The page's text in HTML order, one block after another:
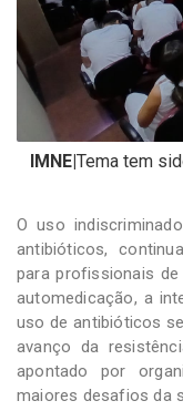
IMNE|Tema tem
O uso
antibióticos,
para profissionais
automedicação, a
uso de antibióticos
avanço da
apontado por
maiores desafios da